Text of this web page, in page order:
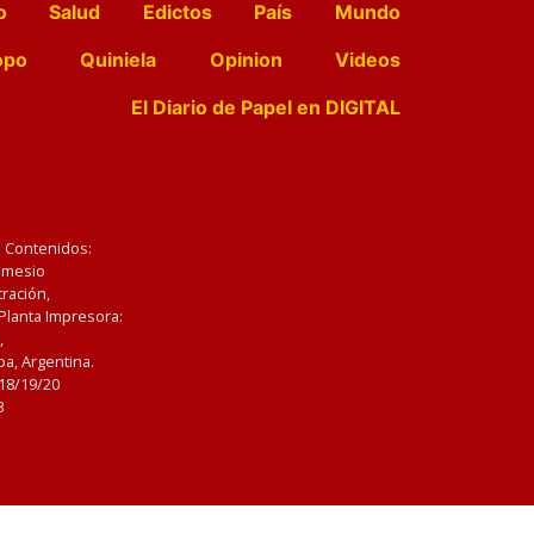
Salud Edictos País
Mundo
Quiniela Opinion
Videos
El Diario de Papel en DIGITAL
Impresora:
Argentina.
19/20